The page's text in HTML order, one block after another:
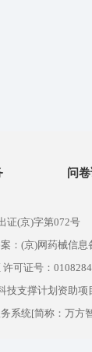
问
证(京)字第072号
：(京)网药械信息
可证号：0108284
支撑计划资助项
系统[简称：万方